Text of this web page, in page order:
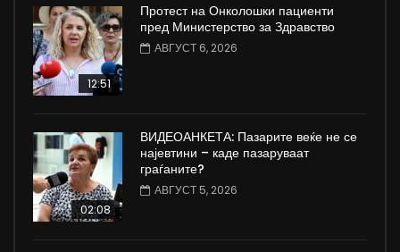
12:51
Протест на Онколошки пациенти
пред Министерство за Здравство
АВГУСТ 6, 2026
02:08
ВИДЕОАНКЕТА: Пазарите веќе не се
најевтини – каде пазаруваат
граѓаните?
АВГУСТ 5, 2026